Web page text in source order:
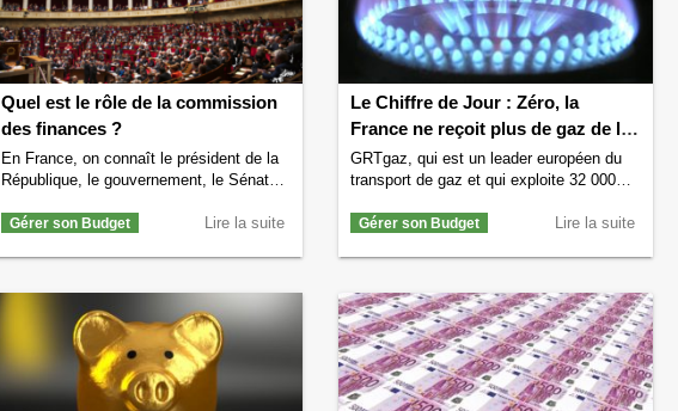
d’argent par jour ? →
Quel est le rôle de la commission
des finances ?
En France, on connaît le président de la
République, le gouvernement, le Sénat et
peu moins leur fonctionnement et
important dans notre démocratie. Qu’est-
ce que la commission des finances ? La
Continuer la lecture deQuel est le rôle
de la commission des finances ?
Lire la suite
Gérer son Budget
Le Chiffre de Jour : Zéro, la
France ne reçoit plus de gaz de la
Russie
GRTgaz, qui est un leader européen du
transport de gaz et qui exploite 32 000
annonce que la France ne reçoit plus de
gazoduc …Continuer la lecture deLe
Chiffre de Jour : Zéro, la France ne reçoit
plus de gaz de la Russie →
Lire la suite
Gérer son Budget